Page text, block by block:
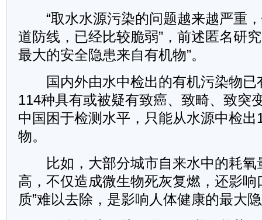
“取水水源污染的问题越来越严重，
道防线，已经比较脆弱”，前述匿名研
最大的安全隐患来自有机物”。
国内外由水中检出的有机污染物已
114种具有或被疑有致癌、致畸、致突
中国困于检测水平，只能从水源中检出
物。
比如，大部分城市自来水中的耗氧
高，不仅造成微生物死灰复燃，还影响
质”难以去除，是影响人体健康的最大